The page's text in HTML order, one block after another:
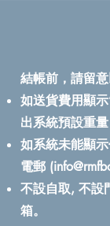
結帳前，請留意
如送貨費用顯
出系統預設重量
如系統未能顯
電郵 (
不設自取, 不設
箱。